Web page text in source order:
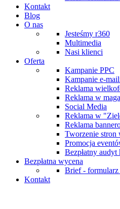
Kontakt
Blog
O nas
Jesteśmy r360
Multimedia
Nasi klienci
Oferta
Kampanie PPC
Kampanie e-
Reklama
Reklama w
Social Media
Reklama w
Reklama
Tworzenie stron
Promocja
Bezpłatny
Bezpłatna wycena
Brief - formularz
Kontakt